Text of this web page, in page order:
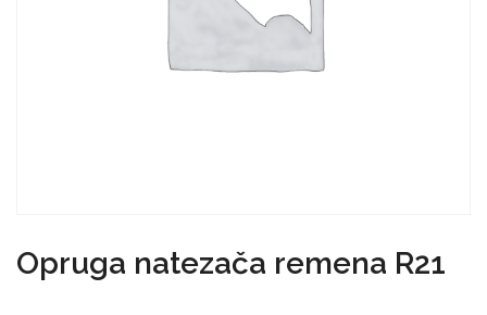
Opruga natezača remena R21